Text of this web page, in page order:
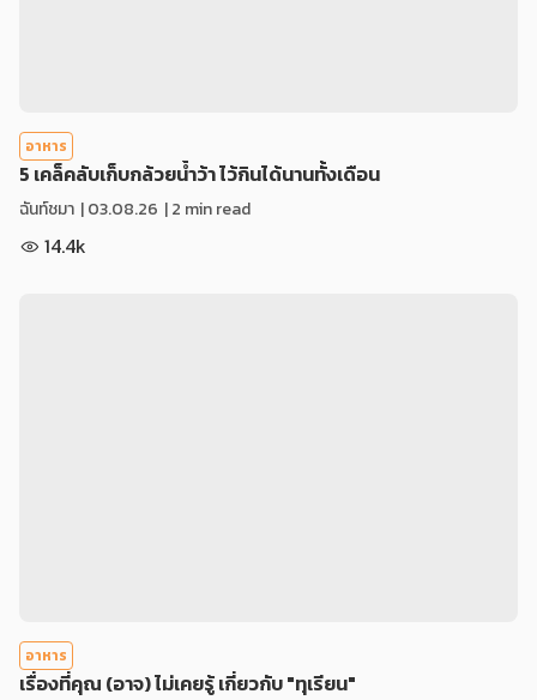
อาหาร
5 เคล็คลับเก็บกล้วยน้ำว้า ไว้กินได้นานทั้งเดือน
ฉันท์ชมา |03.08.26 | 2 min read
14.4k
อาหาร
เรื่องที่คุณ (อาจ) ไม่เคยรู้ เกี่ยวกับ "ทุเรียน"